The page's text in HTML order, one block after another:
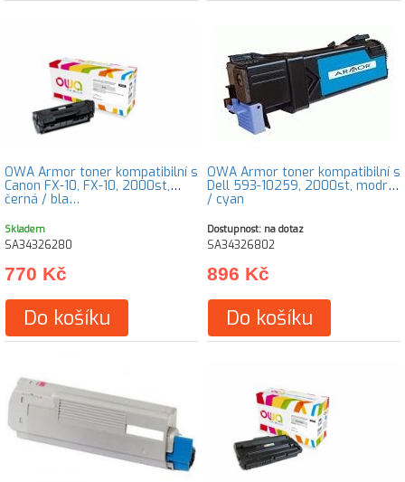
OWA Armor toner kompatibilní s
Canon FX-10, FX-10, 2000st,
černá / bla…
Skladem
SA34326280
770 Kč
Do košíku
OWA Armor toner kompatibilní s
Dell 593-10259, 2000st, modrá
/ cyan
Dostupnost: na dotaz
SA34326802
896 Kč
Do košíku